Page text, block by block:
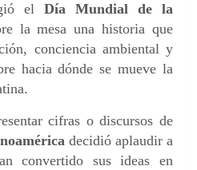
el Día Mundial de la
la mesa una historia que
conciencia ambiental y
hacia dónde se mueve la
cifras o discursos de
decidió aplaudir a
convertido sus ideas en